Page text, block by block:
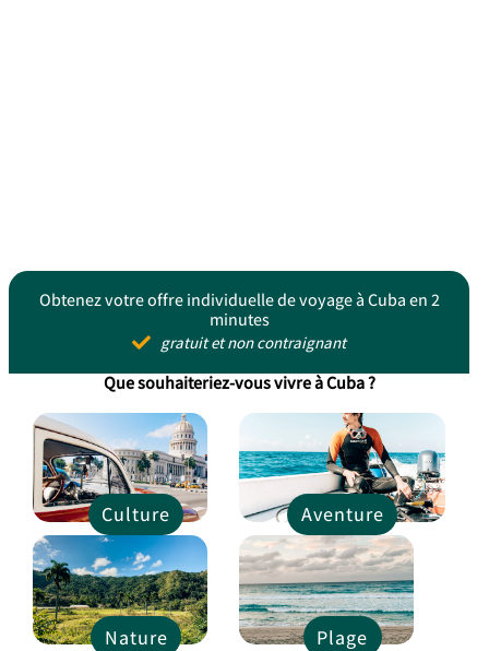
Obtenez votre offre individuelle de voyage à Cuba en 2
minutes
gratuit et non contraignant
Que souhaiteriez-vous vivre à Cuba ?
Culture Aventure
Nature Plage